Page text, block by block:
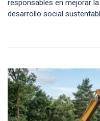
responsables en mejorar
desarrollo social